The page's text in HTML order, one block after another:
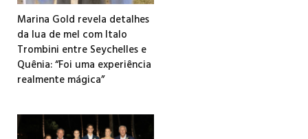
Marina Gold revela detalhes
da lua de mel com Italo
Trombini entre Seychelles e
Quênia: “Foi uma experiência
realmente mágica”